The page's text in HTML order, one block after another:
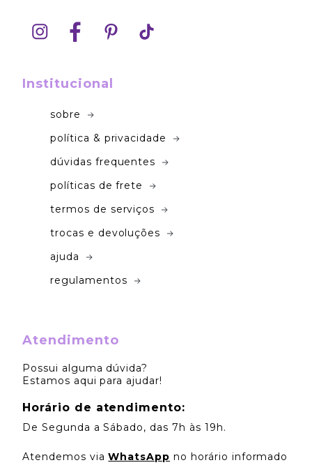
Institucional
sobre
política & privacidade
dúvidas frequentes
políticas de frete
termos de serviços
trocas e devoluções
ajuda
regulamentos
Atendimento
Possui alguma dúvida?
Estamos aqui para ajudar!
Horário de atendimento:
De Segunda a Sábado, das 7h às 19h.
Atendemos via WhatsApp no horário informado